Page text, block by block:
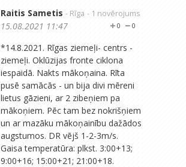
Raitis Sametis - Rīga - 1 novērojums
0
0
15.08.2021 11:47
*14.8.2021. Rīgas ziemeļi- centrs -
ziemeļi. Oklūzijas fronte ciklona
iespaidā. Nakts mākoņaina. Rīta
pusē samācās - un bija divi mēreni
lietus gāzieni, ar 2 zibeņiem pa
mākoņiem. Pēc tam bez nokrišņiem
un ar mazāku mākoņainību dažādos
augstumos. DR vējš 1-2-3m/s.
Gaisa temperatūra: plkst. 3:00+13;
9:00+16; 15:00+21; 21:00+18.